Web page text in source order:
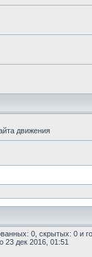
движения
0, скрытых: 0 и
23 дек 2016, 01:51